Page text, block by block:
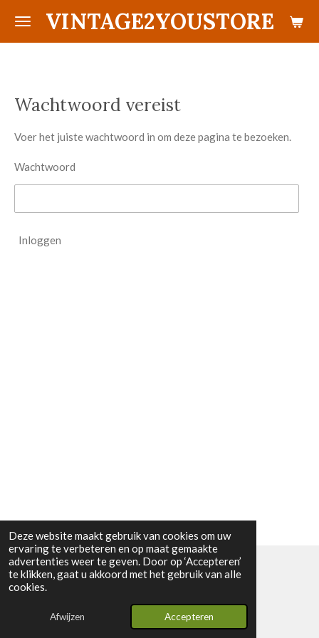
Deze website maakt gebruik van cookies om uw
ervaring te verbeteren en op maat gemaakte
advertenties weer te geven. Door op ‘Accepteren’
te klikken, gaat u akkoord met het gebruik van alle
cookies.
Afwijzen Accepteren
Ga
VINTAGE2YOUSTORE
Wachtwoord vereist
Voer het juiste wachtwoord in om deze pagina te bezoeken.
Wachtwoord
Inloggen
© 2024 - 2026 Vintage2youstore